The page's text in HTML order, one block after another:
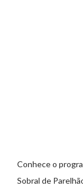
Conhece o
Sobral de